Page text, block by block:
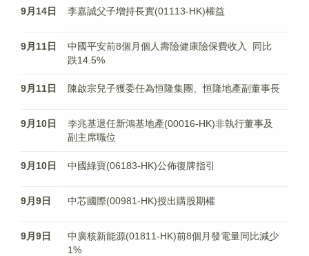
9月14日 李嘉誠父子增持長實(01113-HK)權益
9月11日
中國平安前8個月個人壽險健康險保費收入 同比
跌14.5%
9月11日 陳啟宗兒子獲委任為恒隆集團、恒隆地產副董事長
9月10日
李兆基退任新鴻基地產(00016-HK)非執行董事及
副主席職位
9月10日 中國綠寶(06183-HK)公佈復牌指引
9月9日 中芯國際(00981-HK)授出購股期權
9月9日
中廣核新能源(01811-HK)前8個月發電量同比減少
1%